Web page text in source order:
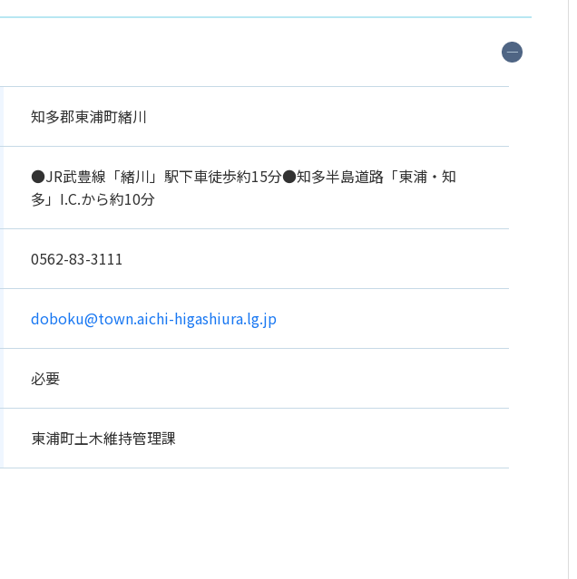
知多郡東浦町緒川
●JR武豊線「緒川」駅下車徒歩約15分●知多半島道路「東浦・知
多」I.C.から約10分
0562-83-3111
doboku@town.aichi-higashiura.lg.jp
必要
東浦町土木維持管理課